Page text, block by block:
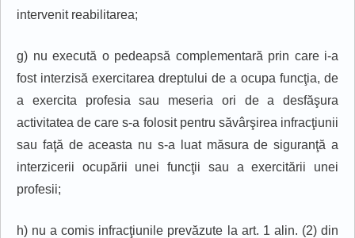
intervenit reabilitarea;
g) nu execută o pedeapsă complementară prin care i-a
fost interzisă exercitarea dreptului de a ocupa funcţia, de
a exercita profesia sau meseria ori de a desfăşura
activitatea de care s-a folosit pentru săvârşirea infracţiunii
sau faţă de aceasta nu s-a luat măsura de siguranţă a
interzicerii ocupării unei funcţii sau a exercitării unei
profesii;
h) nu a comis infracţiunile prevăzute la art. 1 alin. (2) din